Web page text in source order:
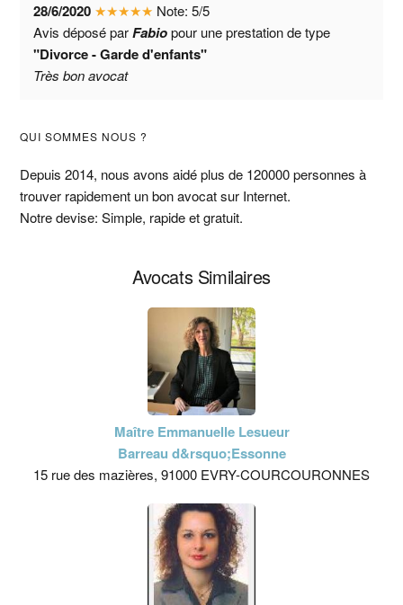
28/6/2020 ★★★★★ Note:5/5
Avis déposé parFabiopour une prestation de type
"Divorce - Garde d'enfants"
Très bon avocat
Barre
latérale
principale
QUI SOMMES NOUS ?
Depuis 2014, nous avons aidé plus de 120000 personnes à
trouver rapidement un bon avocat sur Internet.
Notre devise: Simple, rapide et gratuit.
Avocats Similaires
Maître Emmanuelle Lesueur
Barreau d&rsquo;Essonne
15 rue des mazières, 91000 EVRY-COURCOURONNES